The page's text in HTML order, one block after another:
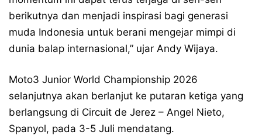
berikutnya dan menjadi inspirasi bagi generasi
muda Indonesia untuk berani mengejar mimpi di
dunia balap internasional,” ujar Andy Wijaya.
Moto3 Junior World Championship 2026
selanjutnya akan berlanjut ke putaran ketiga yang
berlangsung di Circuit de Jerez – Angel Nieto,
Spanyol, pada 3-5 Juli mendatang.